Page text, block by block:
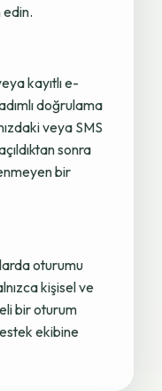
edin.
kayıtlı e-
doğrulama
veya SMS
sonra
bir
oturumu
kişisel ve
bir oturum
ekibine